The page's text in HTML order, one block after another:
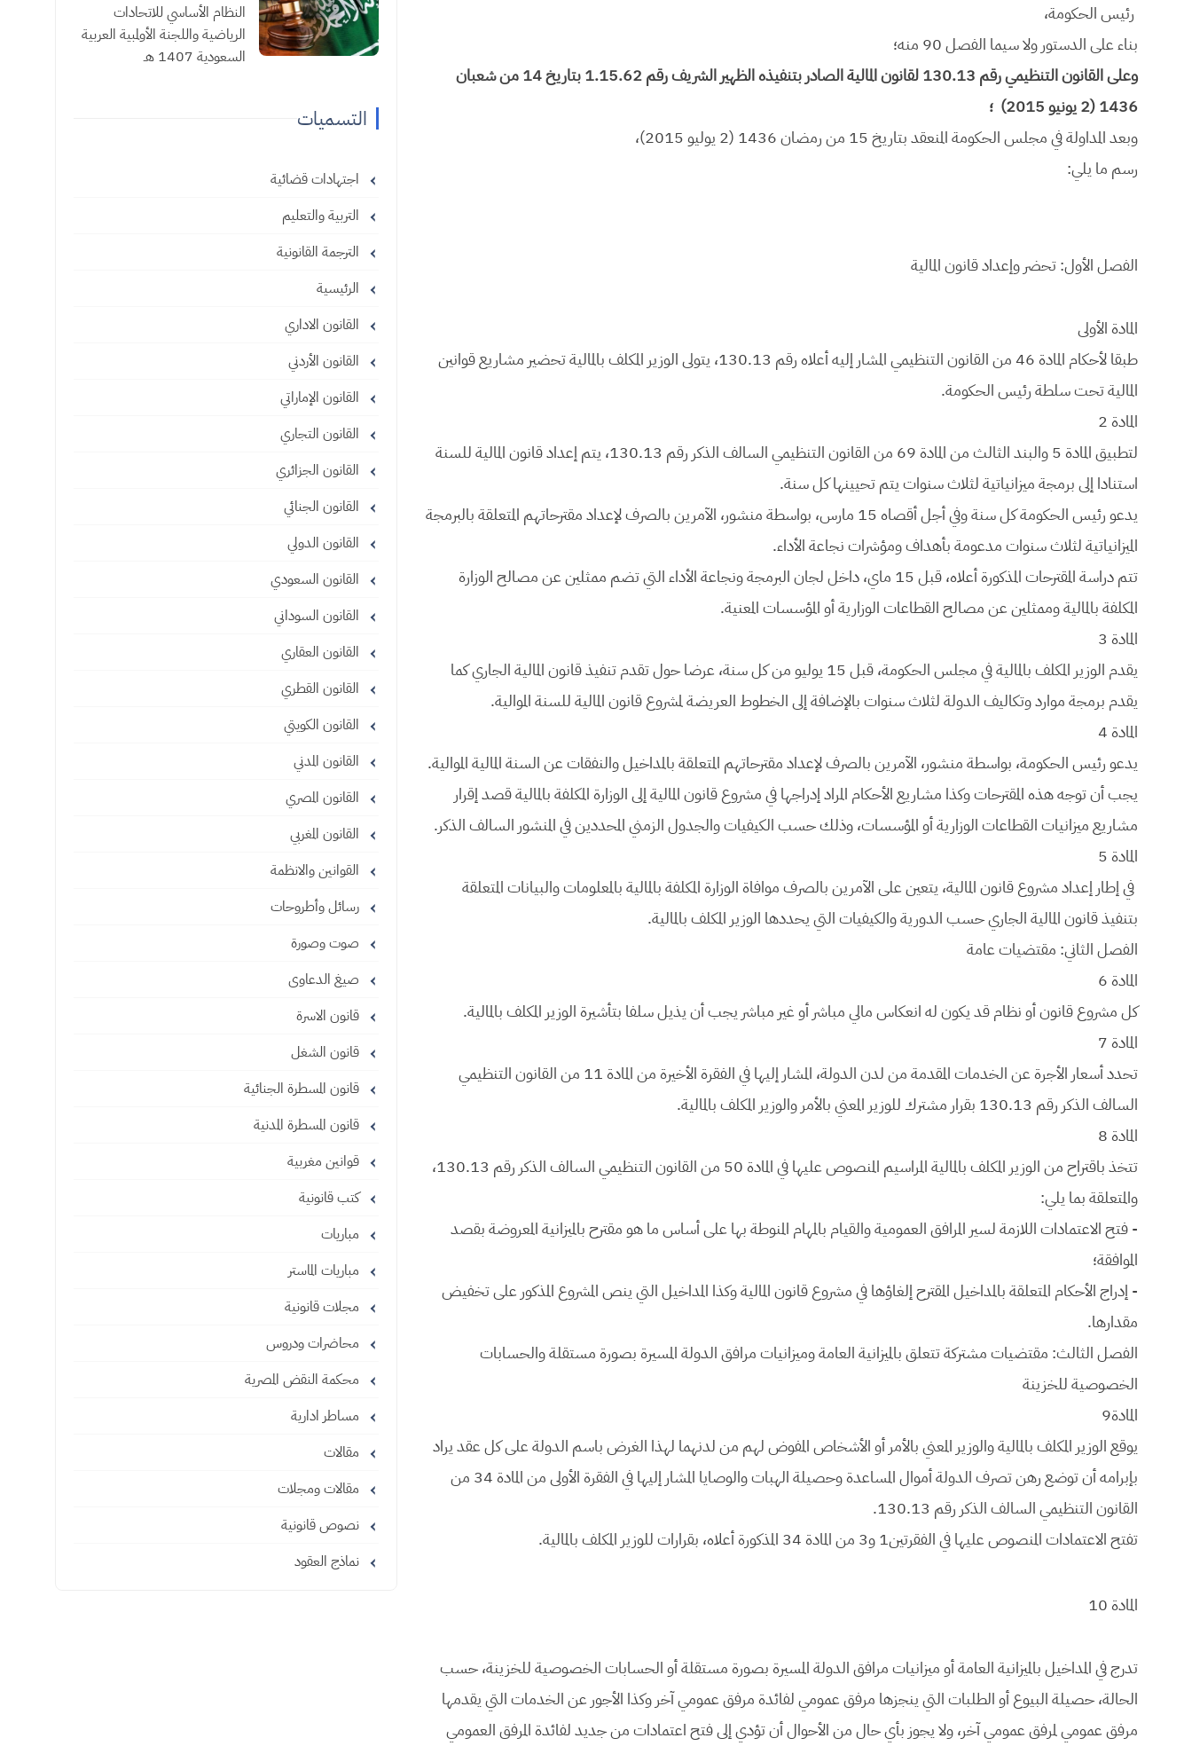
رئيس الحكومة،
بناء على الدستور ولا سيما الفصل 90 منه؛
وعلى القانون التنظيمي رقم 130.13 لقانون المالية الصادر بتنفيذه الظهير الشريف رقم 1.15.62 بتاريخ 14 من شعبان
1436 (2 يونيو 2015) ؛
وبعد المداولة في مجلس الحكومة المنعقد بتاريخ 15 من رمضان 1436 (2 يوليو 2015)،
رسم ما يلي:
الفصل الأول: تحضر وإعداد قانون المالية
المادة الأولى
طبقا لأحكام المادة 46 من القانون التنظيمي المشار إليه أعلاه رقم 130.13، يتولى الوزير المكلف بالمالية تحضير مشاريع قوانين
المالية تحت سلطة رئيس الحكومة.
المادة 2
لتطبيق المادة 5 والبند الثالث من المادة 69 من القانون التنظيمي السالف الذكر رقم 130.13، يتم إعداد قانون المالية للسنة
استنادا إلى برمجة ميزانياتية لثلاث سنوات يتم تحيينها كل سنة.
يدعو رئيس الحكومة كل سنة وفي أجل أقصاه 15 مارس، بواسطة منشور، الآمرين بالصرف لإعداد مقترحاتهم المتعلقة بالبرمجة
الميزانياتية لثلاث سنوات مدعومة بأهداف ومؤشرات نجاعة الأداء.
تتم دراسة المقترحات المذكورة أعلاه، قبل 15 ماي، داخل لجان البرمجة ونجاعة الأداء التي تضم ممثلين عن مصالح الوزارة
المكلفة بالمالية وممثلين عن مصالح القطاعات الوزارية أو المؤسسات المعنية.
المادة 3
يقدم الوزير المكلف بالمالية في مجلس الحكومة، قبل 15 يوليو من كل سنة، عرضا حول تقدم تنفيذ قانون المالية الجاري كما
يقدم برمجة موارد وتكاليف الدولة لثلاث سنوات بالإضافة إلى الخطوط العريضة لمشروع قانون المالية للسنة الموالية.
المادة 4
يدعو رئيس الحكومة، بواسطة منشور، الآمرين بالصرف لإعداد مقترحاتهم المتعلقة بالمداخيل والنفقات عن السنة المالية الموالية.
يجب أن توجه هذه المقترحات وكذا مشاريع الأحكام المراد إدراجها في مشروع قانون المالية إلى الوزارة المكلفة بالمالية قصد إقرار
مشاريع ميزانيات القطاعات الوزارية أو المؤسسات، وذلك حسب الكيفيات والجدول الزمني المحددين في المنشور السالف الذكر.
المادة 5
في إطار إعداد مشروع قانون المالية، يتعين على الآمرين بالصرف موافاة الوزارة المكلفة بالمالية بالمعلومات والبيانات المتعلقة
بتنفيذ قانون المالية الجاري حسب الدورية والكيفيات التي يحددها الوزير المكلف بالمالية.
الفصل الثاني: مقتضيات عامة
المادة 6
كل مشروع قانون أو نظام قد يكون له انعكاس مالي مباشر أو غير مباشر يجب أن يذيل سلفا بتأشيرة الوزير المكلف بالمالية.
المادة 7
تحدد أسعار الأجرة عن الخدمات المقدمة من لدن الدولة، المشار إليها في الفقرة الأخيرة من المادة 11 من القانون التنظيمي
السالف الذكر رقم 130.13 بقرار مشترك للوزير المعني بالأمر والوزير المكلف بالمالية.
المادة 8
تتخذ باقتراح من الوزير المكلف بالمالية المراسيم المنصوص عليها في المادة 50 من القانون التنظيمي السالف الذكر رقم 130.13،
والمتعلقة بما يلي:
- فتح الاعتمادات اللازمة لسير المرافق العمومية والقيام بالمهام المنوطة بها على أساس ما هو مقترح بالميزانية المعروضة بقصد
الموافقة؛
- إدراج الأحكام المتعلقة بالمداخيل المقترح إلغاؤها في مشروع قانون المالية وكذا المداخيل التي ينص المشروع المذكور على تخفيض
مقدارها.
الفصل الثالث: مقتضيات مشتركة تتعلق بالميزانية العامة وميزانيات مرافق الدولة المسيرة بصورة مستقلة والحسابات
الخصوصية للخزينة
المادة9
يوقع الوزير المكلف بالمالية والوزير المعني بالأمر أو الأشخاص المفوض لهم من لدنهما لهذا الغرض باسم الدولة على كل عقد يراد
بإبرامه أن توضع رهن تصرف الدولة أموال المساعدة وحصيلة الهبات والوصايا المشار إليها في الفقرة الأولى من المادة 34 من
القانون التنظيمي السالف الذكر رقم 130.13.
تفتح الاعتمادات المنصوص عليها في الفقرتين1 و3 من المادة 34 المذكورة أعلاه، بقرارات للوزير المكلف بالمالية.
المادة 10
تدرج في المداخيل بالميزانية العامة أو ميزانيات مرافق الدولة المسيرة بصورة مستقلة أو الحسابات الخصوصية للخزينة، حسب
الحالة، حصيلة البيوع أو الطلبات التي ينجزها مرفق عمومي لفائدة مرفق عمومي آخر وكذا الأجور عن الخدمات التي يقدمها
مرفق عمومي لمرفق عمومي آخر، ولا يجوز بأي حال من الأحوال أن تؤدي إلى فتح اعتمادات من جديد لفائدة المرفق العمومي
النظام الأساسي للاتحادات
الرياضية واللجنة الأولمبية العربية
السعودية 1407 هـ
التسميات
اجتهادات قضائية
التربية والتعليم
الترجمة القانونية
الرئيسية
القانون الاداري
القانون الأردني
القانون الإماراتي
القانون التجاري
القانون الجزائري
القانون الجنائي
القانون الدولي
القانون السعودي
القانون السوداني
القانون العقاري
القانون القطري
القانون الكويتي
القانون المدني
القانون المصري
القانون المغربي
القوانين والانظمة
رسائل وأطروحات
صوت وصورة
صيغ الدعاوى
قانون الاسرة
قانون الشغل
قانون المسطرة الجنائية
قانون المسطرة المدنية
قوانين مغربية
كتب قانونية
مباريات
مباريات الماستر
مجلات قانونية
محاضرات ودروس
محكمة النقض المصرية
مساطر ادارية
مقالات
مقالات ومجلات
نصوص قانونية
نماذج العقود